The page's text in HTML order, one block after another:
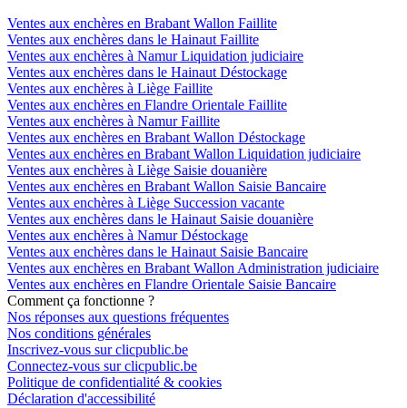
Ventes aux enchères en Brabant Wallon Faillite
Ventes aux enchères dans le Hainaut Faillite
Ventes aux enchères à Namur Liquidation judiciaire
Ventes aux enchères dans le Hainaut Déstockage
Ventes aux enchères à Liège Faillite
Ventes aux enchères en Flandre Orientale Faillite
Ventes aux enchères à Namur Faillite
Ventes aux enchères en Brabant Wallon Déstockage
Ventes aux enchères en Brabant Wallon Liquidation judiciaire
Ventes aux enchères à Liège Saisie douanière
Ventes aux enchères en Brabant Wallon Saisie Bancaire
Ventes aux enchères à Liège Succession vacante
Ventes aux enchères dans le Hainaut Saisie douanière
Ventes aux enchères à Namur Déstockage
Ventes aux enchères dans le Hainaut Saisie Bancaire
Ventes aux enchères en Brabant Wallon Administration judiciaire
Ventes aux enchères en Flandre Orientale Saisie Bancaire
Comment ça fonctionne ?
Nos réponses aux questions fréquentes
Nos conditions générales
Inscrivez-vous sur clicpublic.be
Connectez-vous sur clicpublic.be
Politique de confidentialité & cookies
Déclaration d'accessibilité